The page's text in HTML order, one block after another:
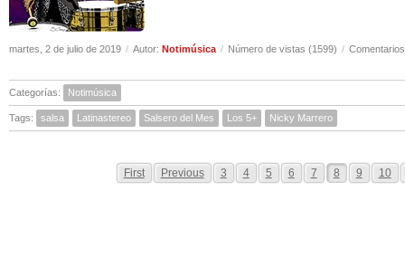
martes, 2 de julio de 2019 / Autor: Notimúsica / Número de vistas (1599) /
Categorías: Notimúsica
Tags: salsa Latinastereo Salsero del Mes Los 5+ Nicky Marrero
First Previous 3 4 5 6 7 8 9 10